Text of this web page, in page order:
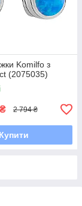
Komilfo з
(2075035)
₴ 2 794 ₴
Купити